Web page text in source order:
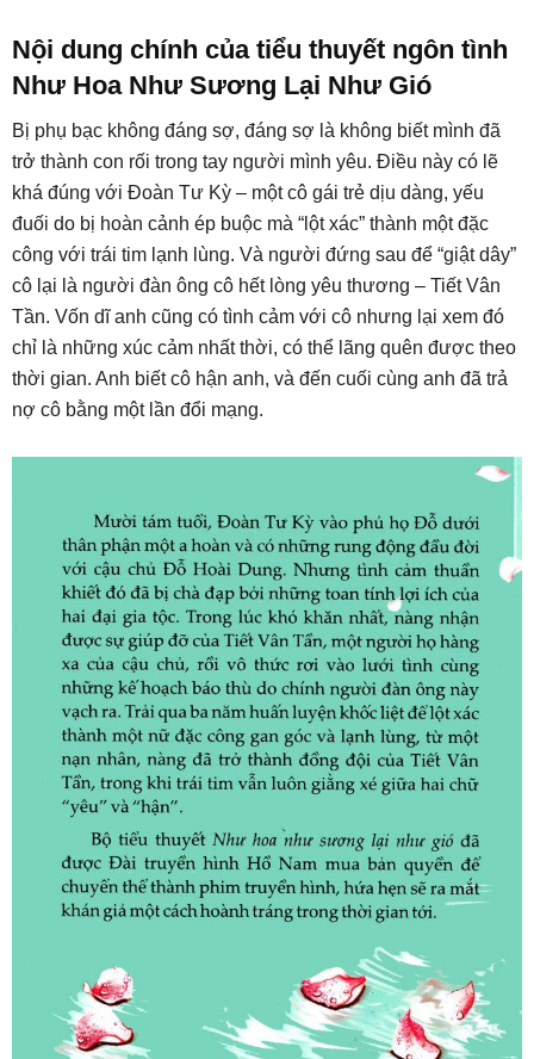
Nội dung chính của tiểu thuyết ngôn tình
Như Hoa Như Sương Lại Như Gió
Bị phụ bạc không đáng sợ, đáng sợ là không biết mình đã
trở thành con rối trong tay người mình yêu. Điều này có lẽ
khá đúng với Đoàn Tư Kỳ – một cô gái trẻ dịu dàng, yếu
đuối do bị hoàn cảnh ép buộc mà “lột xác” thành một đặc
công với trái tim lạnh lùng. Và người đứng sau để “giật dây”
cô lại là người đàn ông cô hết lòng yêu thương – Tiết Vân
Tần. Vốn dĩ anh cũng có tình cảm với cô nhưng lại xem đó
chỉ là những xúc cảm nhất thời, có thể lãng quên được theo
thời gian. Anh biết cô hận anh, và đến cuối cùng anh đã trả
nợ cô bằng một lần đổi mạng.